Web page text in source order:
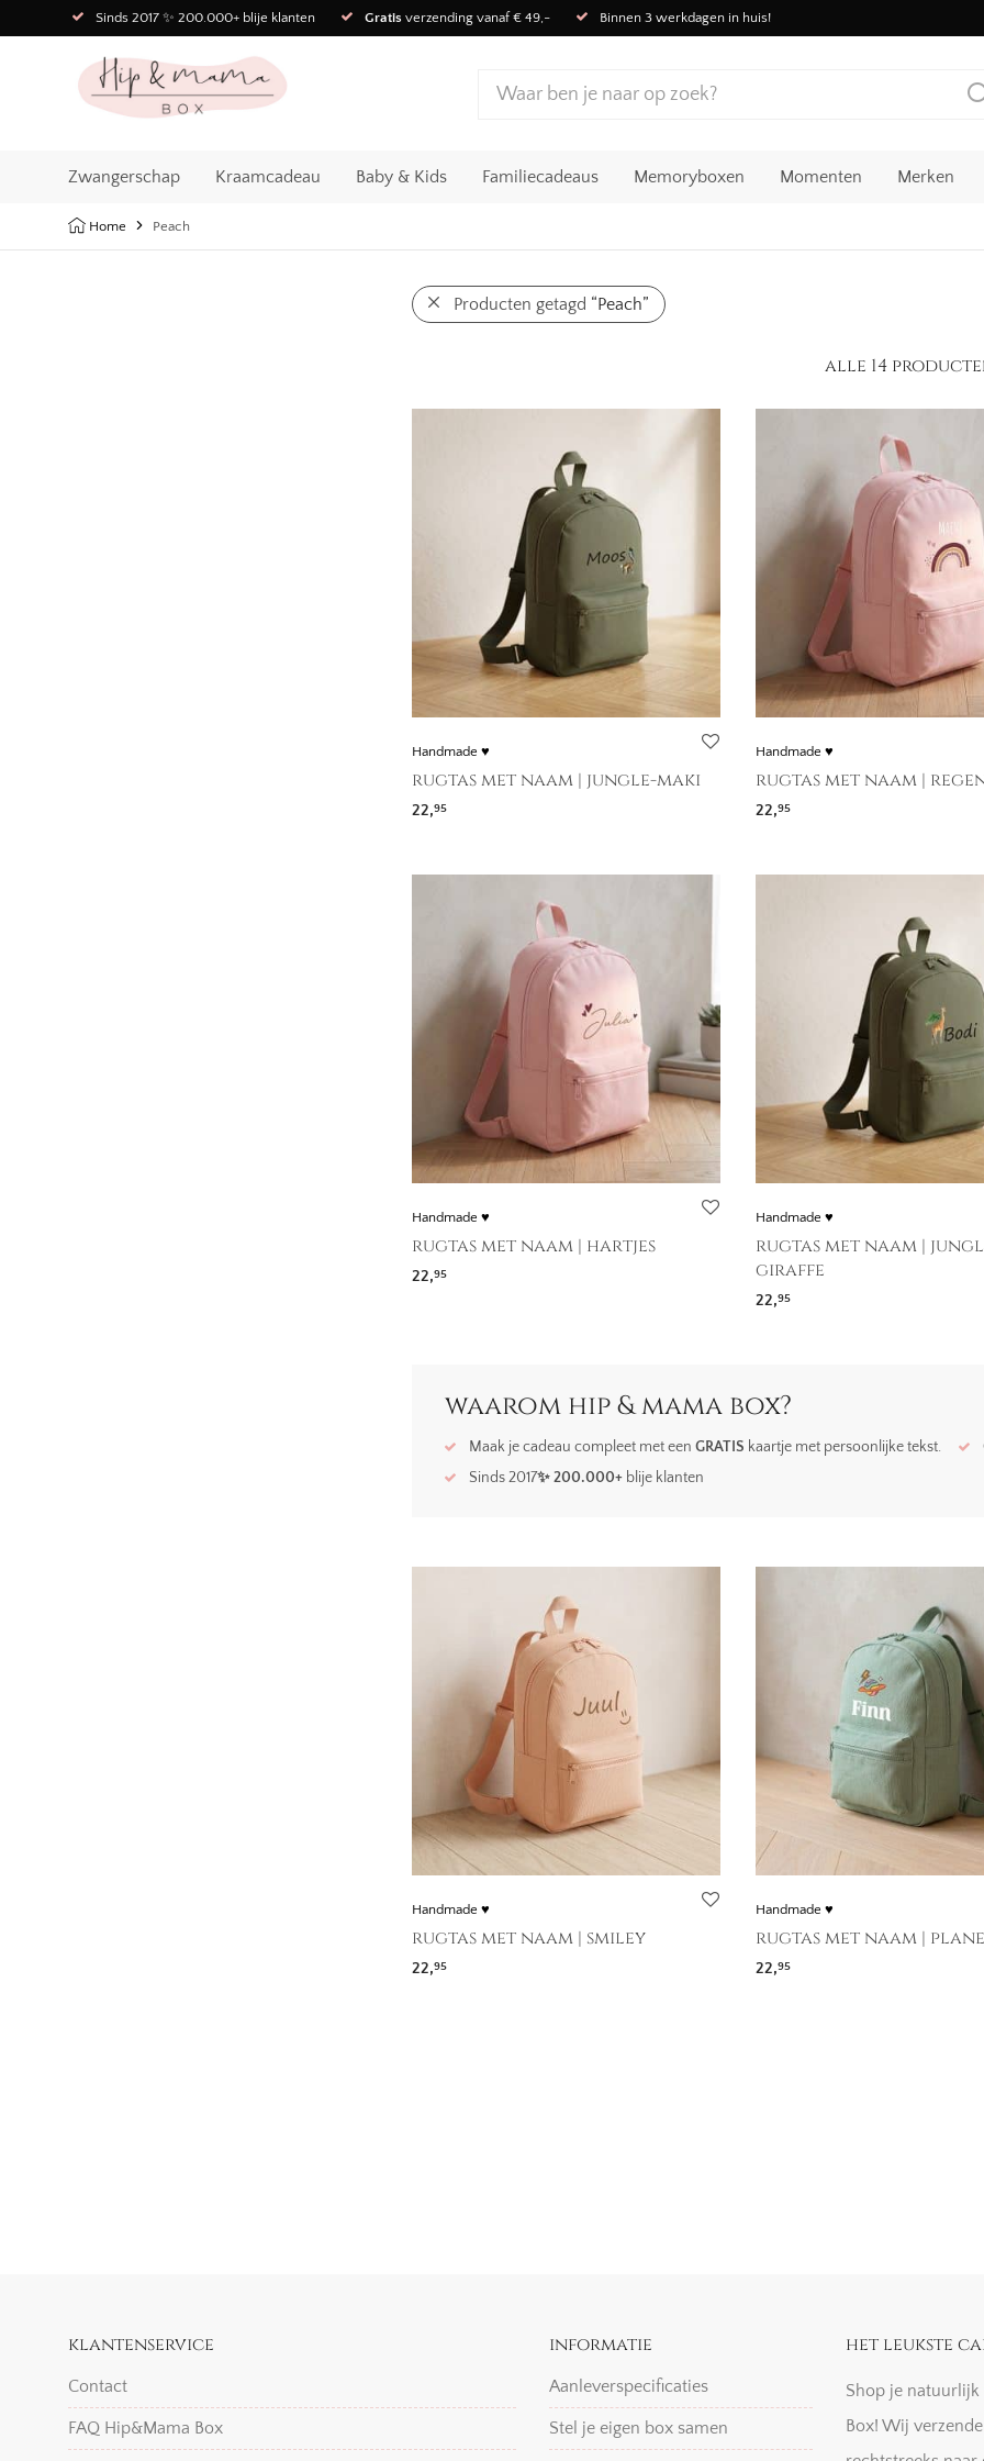
Sinds 2017 ✨ 200.000+ blije klanten Gratis verzending vanaf € 49,- Binnen 3 werkdagen in huis!
Zwangerschap Kraamcadeau Baby & Kids Familiecadeaus Memoryboxen Momenten Merken
Home Peach
Producten getagd “Peach”
alle 14
Handmade ♥
rugtas met naam | jungle-maki
22,95
Handmade ♥
rugtas met naam |
22,95
Handmade ♥
rugtas met naam | hartjes
22,95
Handmade ♥
rugtas met naam |
giraffe
22,95
Handmade ♥
rugtas met naam | smiley
22,95
Handmade ♥
rugtas met naam |
22,95
waarom hip & mama box?
Maak je cadeau compleet met een GRATIS kaartje met persoonlijke tekst.
Sinds 2017✨ 200.000+ blije klanten
klantenservice
Contact
FAQ Hip&Mama Box
informatie
Aanleverspecificaties
Stel je eigen box samen
het leukste
Shop je
Box! Wij